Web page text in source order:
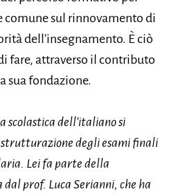
comune sul rinnovamento di
dell’insegnamento. È ciò
fare, attraverso il contributo
sua fondazione.
scolastica dell’italiano si
degli esami finali
Lei fa parte della
prof. Luca Serianni, che ha